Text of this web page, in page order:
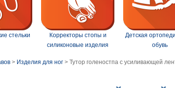
стельки
Корректоры стопы и
силиконовые изделия
Детская
обувь
> Изделия для ног >Тутор голеностпа с усиливающей